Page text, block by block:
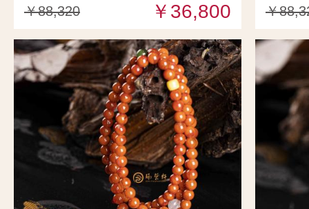
￥88,320 ￥36,800 ￥